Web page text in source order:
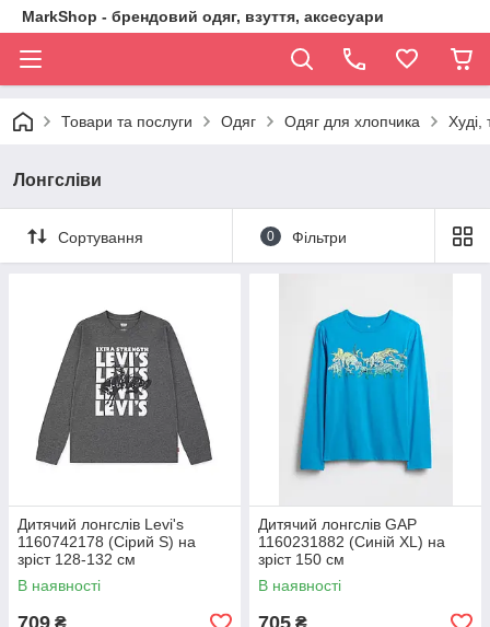
MarkShop - брендовий одяг, взуття, аксесуари
Товари та послуги Одяг Одяг для хлопчика Худі,
Лонгсліви
Сортування 0 Фільтри
Дитячий лонгслів Levi's
1160742178 (Сірий S) на
зріст 128-132 см
В наявності
709 ₴
Дитячий лонгслів GAP
1160231882 (Синій XL) на
зріст 150 см
В наявності
705 ₴